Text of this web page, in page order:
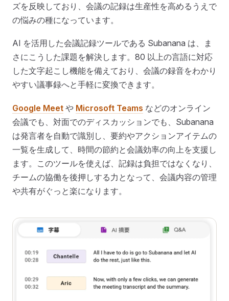
ズを反映しており、会議の記録は生産性を高めるうえで
の悩みの種になっています。
AI を活用した会議記録ツールである Subanana は、ま
さにこうした課題を解決します。80 以上の言語に対応
した文字起こし機能を備えており、会議の録音をわかり
やすい議事録へと手軽に変換できます。
Google Meet や Microsoft Teams などのオンライン
会議でも、対面でのディスカッションでも、Subanana
は発言者を自動で識別し、要約やアクションアイテムの
一覧を生成して、時間の節約と会議効率の向上を支援し
ます。このツールを使えば、記録は負担ではなくなり、
チームの協働を後押しする力となって、会議内容の管理
や共有がぐっと楽になります。